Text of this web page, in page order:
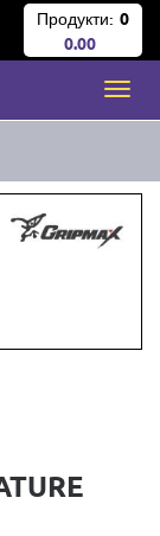
Продукти: 0
0.00